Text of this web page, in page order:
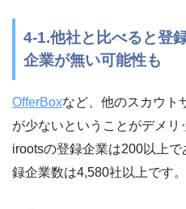
4-1.他社と比べると登
企業が無い可能性も
OfferBoxなど、他のスカウト
が少ないということがデメリ
irootsの登録企業は200以上で
録企業数は4,580社以上です。